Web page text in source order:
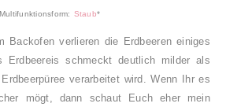
Multifunktionsform: Staub*
Backofen verlieren die Erdbeeren einiges
Erdbeereis schmeckt deutlich milder als
verarbeitet wird. Wenn Ihr es
mögt, dann schaut Euch eher mein